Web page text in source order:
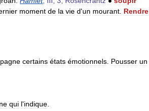
moment de la vie d'un mourant Rendre
certains états émotionnels Pousser un
qui l'indique